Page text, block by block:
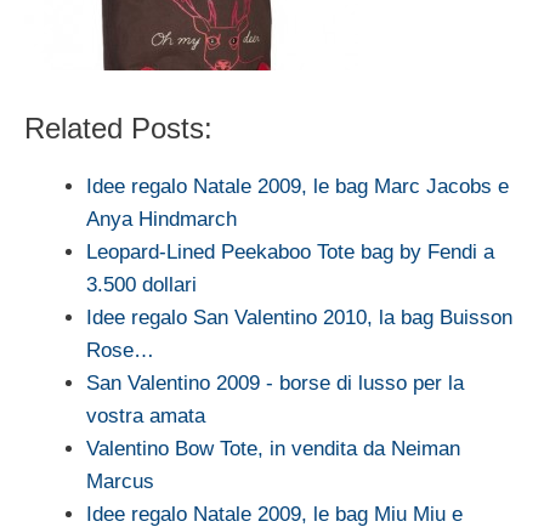
Related Posts:
Idee regalo Natale 2009, le bag Marc Jacobs e
Anya Hindmarch
Leopard-Lined Peekaboo Tote bag by Fendi a
3.500 dollari
Idee regalo San Valentino 2010, la bag Buisson
Rose…
San Valentino 2009 - borse di lusso per la
vostra amata
Valentino Bow Tote, in vendita da Neiman
Marcus
Idee regalo Natale 2009, le bag Miu Miu e